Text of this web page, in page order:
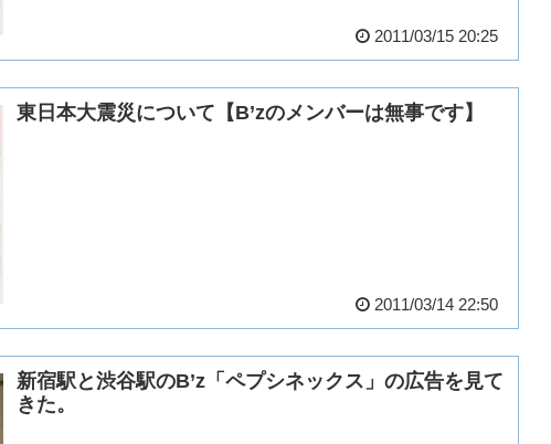
2011/03/15 20:25
東日本大震災について【B’zのメンバーは無事です】
2011/03/14 22:50
新宿駅と渋谷駅のB’z「ペプシネックス」の広告を見て
きた。